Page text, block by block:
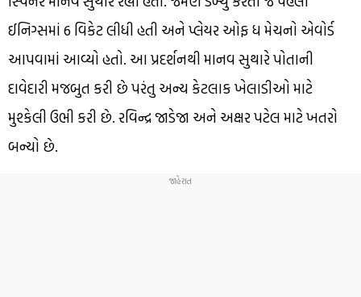
ઈનિગ્સમાં 6 વિકેટ લીધી હતી અને પ્લેયર ઓફ ધ મેચનો એવોર્ડ
આપવામાં આવ્યો હતો. આ પ્રદર્શનથી માનવ સુથારે પોતાની
દાવેદારી મજબુત કરી છે પરંતુ અન્ય કેટલાક ખેલાડીઓ માટે
મુશ્કેલી ઉભી કરી છે. રવિન્દ્ર જાડેજા અને અક્ષર પટેલ માટે ખતરો
બન્યો છે.